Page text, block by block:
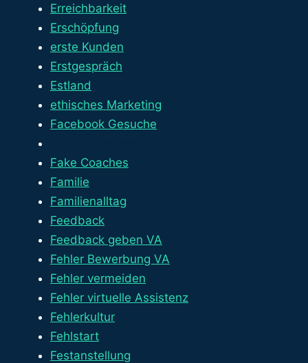
Erreichbarkeit
Erschöpfung
erste Kunden
Erstgespräch
Estland
ethisches Marketing
Facebook Gesuche
Fake Coaches
Familie
Familienalltag
Feedback
Feedback geben VA
Fehler Bewerbung VA
Fehler vermeiden
Fehler virtuelle Assistenz
Fehlerkultur
Fehlstart
Festanstellung